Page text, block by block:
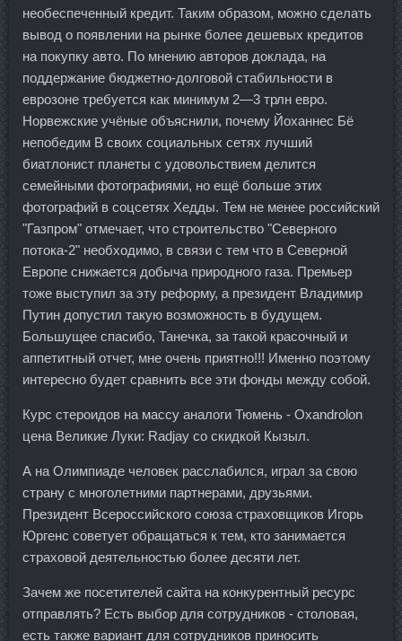
необеспеченный кредит. Таким образом, можно сделать
вывод о появлении на рынке более дешевых кредитов
на покупку авто. По мнению авторов доклада, на
поддержание бюджетно-долговой стабильности в
еврозоне требуется как минимум 2—3 трлн евро.
Норвежские учёные объяснили, почему Йоханнес Бё
непобедим В своих социальных сетях лучший
биатлонист планеты с удовольствием делится
семейными фотографиями, но ещё больше этих
фотографий в соцсетях Хедды. Тем не менее российский
"Газпром" отмечает, что строительство "Северного
потока-2" необходимо, в связи с тем что в Северной
Европе снижается добыча природного газа. Премьер
тоже выступил за эту реформу, а президент Владимир
Путин допустил такую возможность в будущем.
Большущее спасибо, Танечка, за такой красочный и
аппетитный отчет, мне очень приятно!!! Именно поэтому
интересно будет сравнить все эти фонды между собой.
Курс стероидов на массу аналоги Тюмень - Oxandrolon
цена Великие Луки: Radjay со скидкой Кызыл.
А на Олимпиаде человек расслабился, играл за свою
страну с многолетними партнерами, друзьями.
Президент Всероссийского союза страховщиков Игорь
Юргенс советует обращаться к тем, кто занимается
страховой деятельностью более десяти лет.
Зачем же посетителей сайта на конкурентный ресурс
отправлять? Есть выбор для сотрудников - столовая,
есть также вариант для сотрудников приносить